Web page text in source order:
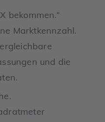
bekommen.“
Marktkennzahl.
und die